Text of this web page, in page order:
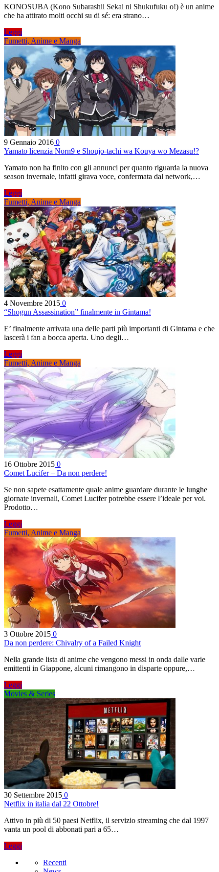
KONOSUBA (Kono Subarashii Sekai ni Shukufuku o!) è un anime
che ha attirato molti occhi su di sé: era strano…
Leggi
Fumetti, Anime e Manga
9 Gennaio 2016 0
Yamato licenzia Norn9 e Shoujo-tachi wa Kouya wo Mezasu!?
Yamato non ha finito con gli annunci per quanto riguarda la nuova
season invernale, infatti girava voce, confermata dal network,…
Leggi
Fumetti, Anime e Manga
4 Novembre 2015 0
“Shogun Assassination” finalmente in Gintama!
E’ finalmente arrivata una delle parti più importanti di Gintama e che
lascerà i fan a bocca aperta. Uno degli…
Leggi
Fumetti, Anime e Manga
16 Ottobre 2015 0
Comet Lucifer – Da non perdere!
Se non sapete esattamente quale anime guardare durante le lunghe
giornate invernali, Comet Lucifer potrebbe essere l’ideale per voi.
Prodotto…
Leggi
Fumetti, Anime e Manga
3 Ottobre 2015 0
Da non perdere: Chivalry of a Failed Knight
Nella grande lista di anime che vengono messi in onda dalle varie
emittenti in Giappone, alcuni rimangono in disparte oppure,…
Leggi
Movies & Series
30 Settembre 2015 0
Netflix in italia dal 22 Ottobre!
Attivo in più di 50 paesi Netflix, il servizio streaming che dal 1997
vanta un pool di abbonati pari a 65…
Leggi
Recenti